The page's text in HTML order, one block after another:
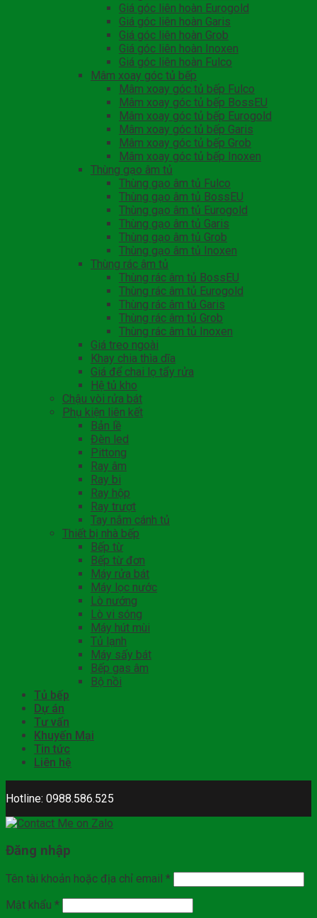
Giá góc liên hoàn Eurogold
Giá góc liên hoàn Garis
Giá góc liên hoàn Grob
Giá góc liên hoàn Inoxen
Giá góc liên hoàn Fulco
Mâm xoay góc tủ bếp
Mâm xoay góc tủ bếp Fulco
Mâm xoay góc tủ bếp BossEU
Mâm xoay góc tủ bếp Eurogold
Mâm xoay góc tủ bếp Garis
Mâm xoay góc tủ bếp Grob
Mâm xoay góc tủ bếp Inoxen
Thùng gạo âm tủ
Thùng gạo âm tủ Fulco
Thùng gạo âm tủ BossEU
Thùng gạo âm tủ Eurogold
Thùng gạo âm tủ Garis
Thùng gạo âm tủ Grob
Thùng gạo âm tủ Inoxen
Thùng rác âm tủ
Thùng rác âm tủ BossEU
Thùng rác âm tủ Eurogold
Thùng rác âm tủ Garis
Thùng rác âm tủ Grob
Thùng rác âm tủ Inoxen
Giá treo ngoài
Khay chia thìa dĩa
Giá để chai lọ tẩy rửa
Hệ tủ kho
Chậu vòi rửa bát
Phụ kiện liên kết
Bản lề
Đèn led
Pittong
Ray âm
Ray bi
Ray hộp
Ray trượt
Tay nắm cánh tủ
Thiết bị nhà bếp
Bếp từ
Bếp từ đơn
Máy rửa bát
Máy lọc nước
Lò nướng
Lò vi sóng
Máy hút mùi
Tủ lạnh
Máy sấy bát
Bếp gas âm
Bộ nồi
Tủ bếp
Dự án
Tư vấn
Khuyến Mại
Tin tức
Liên hệ
Hotline: 0988.586.525
Đăng nhập
Tên tài khoản hoặc địa chỉ email *
Mật khẩu *